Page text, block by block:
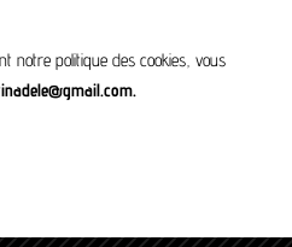
notre politique des cookies, vous